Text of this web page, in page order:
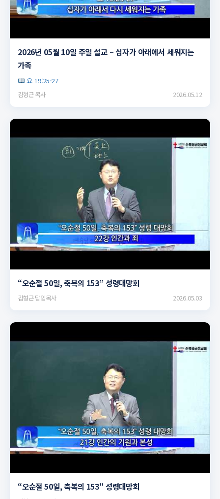
▶
2026년 05월 10일 주일 설교 – 십자가 아래에서 세워지는
가족
요 19:25-27
김형근 목사 2026.05.12
▶
“오순절 50일, 축복의 153” 성령대망회
김형근 담임목사 2026.05.03
▶
“오순절 50일, 축복의 153” 성령대망회